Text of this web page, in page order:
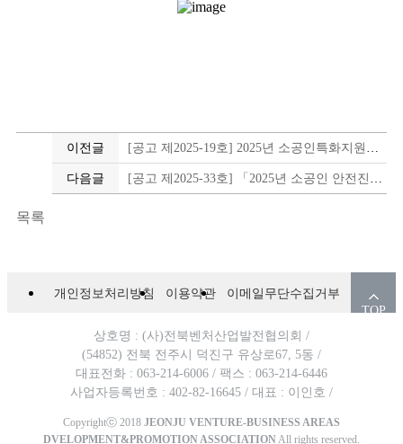
이전글
다음글
목록
개인정보처리방침 이용약관
이메일무단수집거부
TOP
상호명 : (사)전북벤처산업발전협의회 /
(54852) 전북 전주시 덕진구 유상로67, 5동 /
대표전화 : 063-214-6006 / 팩스 : 063-214-6446
사업자등록번호 : 402-82-16645 / 대표 : 이인호 /
Copyrightⓒ 2018 JEONJU VENTURE-BUSINESS AREAS
DVELOPMENT&PROMOTION ASSOCIATIONAll rights reserved.